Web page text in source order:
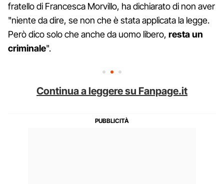
fratello di Francesca Morvillo, ha dichiarato di non aver
"niente da dire, se non che è stata applicata la legge.
Però dico solo che anche da uomo libero, resta un
criminale".
Continua a leggere su Fanpage.it